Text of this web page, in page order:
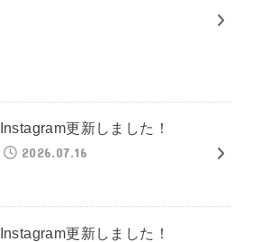
Instagram更新しました！
2026.07.16
Instagram更新しました！